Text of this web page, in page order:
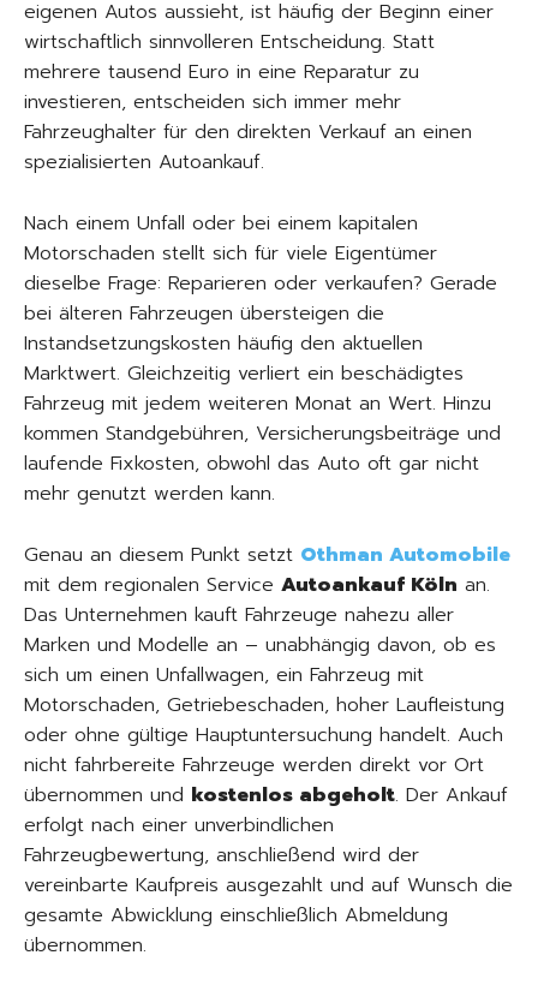
eigenen Autos aussieht, ist häufig der Beginn einer
wirtschaftlich sinnvolleren Entscheidung. Statt
mehrere tausend Euro in eine Reparatur zu
investieren, entscheiden sich immer mehr
Fahrzeughalter für den direkten Verkauf an einen
spezialisierten Autoankauf.
Nach einem Unfall oder bei einem kapitalen
Motorschaden stellt sich für viele Eigentümer
dieselbe Frage: Reparieren oder verkaufen? Gerade
bei älteren Fahrzeugen übersteigen die
Instandsetzungskosten häufig den aktuellen
Marktwert. Gleichzeitig verliert ein beschädigtes
Fahrzeug mit jedem weiteren Monat an Wert. Hinzu
kommen Standgebühren, Versicherungsbeiträge und
laufende Fixkosten, obwohl das Auto oft gar nicht
mehr genutzt werden kann.
Genau an diesem Punkt setzt Othman Automobile
mit dem regionalen Service Autoankauf Köln an.
Das Unternehmen kauft Fahrzeuge nahezu aller
Marken und Modelle an – unabhängig davon, ob es
sich um einen Unfallwagen, ein Fahrzeug mit
Motorschaden, Getriebeschaden, hoher Laufleistung
oder ohne gültige Hauptuntersuchung handelt. Auch
nicht fahrbereite Fahrzeuge werden direkt vor Ort
übernommen und kostenlos abgeholt. Der Ankauf
erfolgt nach einer unverbindlichen
Fahrzeugbewertung, anschließend wird der
vereinbarte Kaufpreis ausgezahlt und auf Wunsch die
gesamte Abwicklung einschließlich Abmeldung
übernommen.